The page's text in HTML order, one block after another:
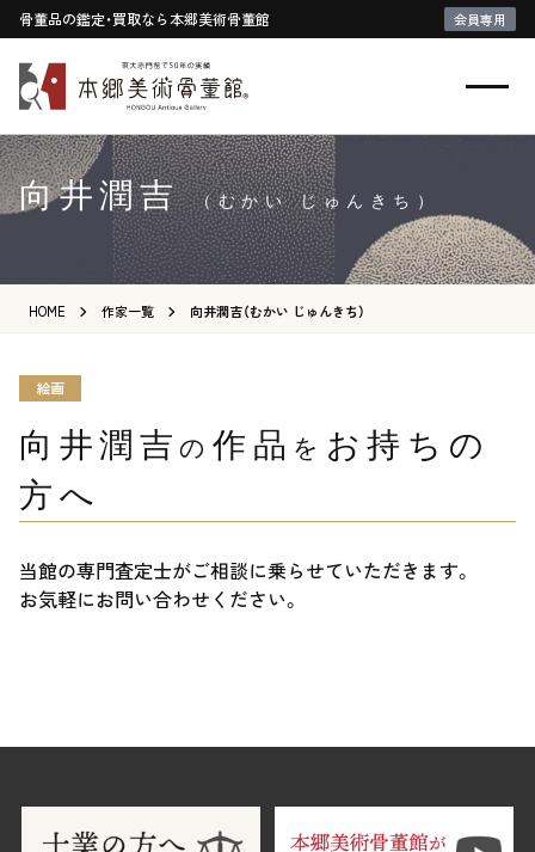
骨董品の鑑定・買取なら本郷美術骨董館 会員専用
向井潤吉 （むかい じゅんきち）
HOME 作家一覧 向井潤吉（むかい じゅんきち）
絵画
向井潤吉の作品 を お持ちの
方へ
当館の専門査定士がご相談に乗らせていただきます。
お気軽にお問い合わせください。